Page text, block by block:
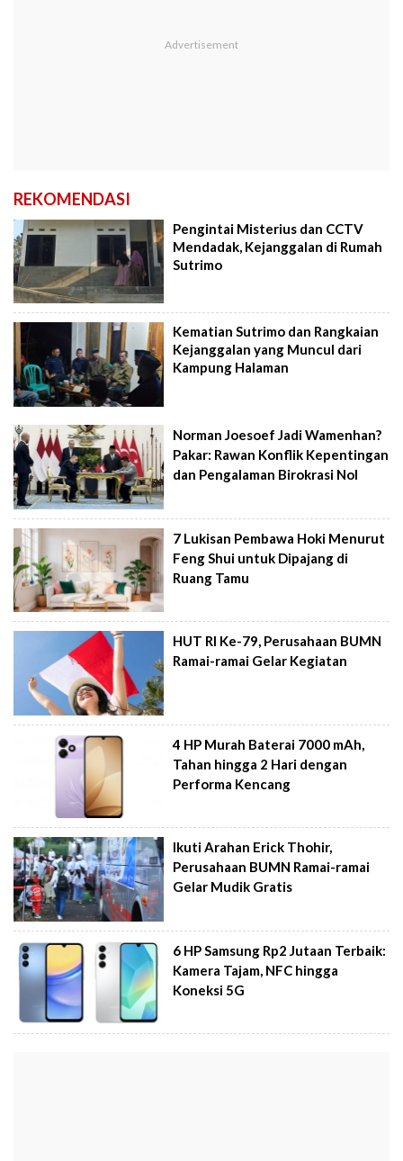
REKOMENDASI
Pengintai Misterius dan CCTV
Mendadak, Kejanggalan di Rumah
Sutrimo
Kematian Sutrimo dan Rangkaian
Kejanggalan yang Muncul dari
Kampung Halaman
Norman Joesoef Jadi Wamenhan?
Pakar: Rawan Konflik Kepentingan
dan Pengalaman Birokrasi Nol
7 Lukisan Pembawa Hoki Menurut
Feng Shui untuk Dipajang di
Ruang Tamu
HUT RI Ke-79, Perusahaan BUMN
Ramai-ramai Gelar Kegiatan
4 HP Murah Baterai 7000 mAh,
Tahan hingga 2 Hari dengan
Performa Kencang
Ikuti Arahan Erick Thohir,
Perusahaan BUMN Ramai-ramai
Gelar Mudik Gratis
6 HP Samsung Rp2 Jutaan Terbaik:
Kamera Tajam, NFC hingga
Koneksi 5G